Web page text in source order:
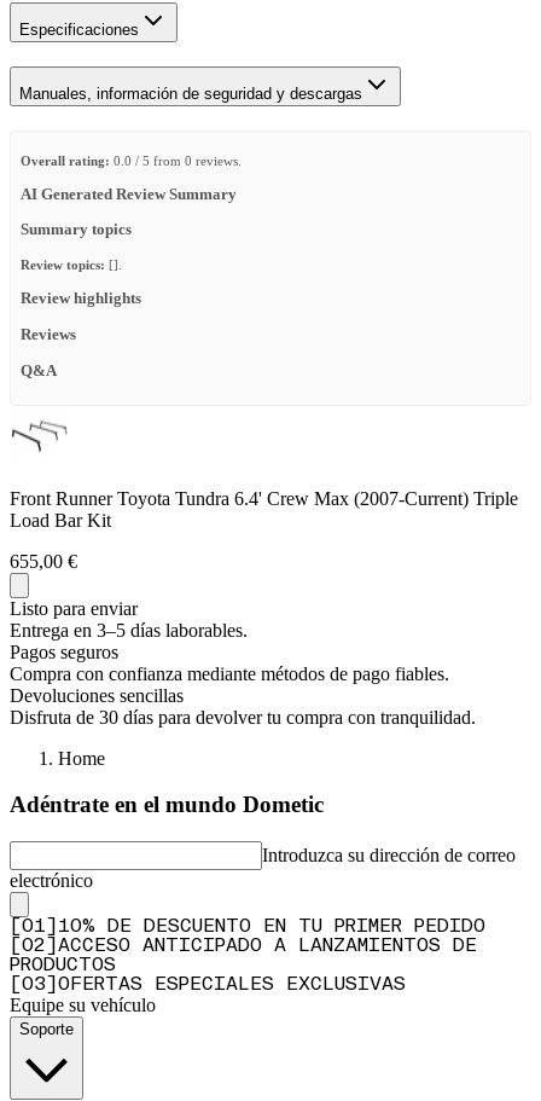
Especificaciones
Manuales, información de seguridad y descargas
Overall rating: 0.0 / 5 from 0 reviews.
AI Generated Review Summary
Summary topics
Review topics: [].
Review highlights
Reviews
Q&A
Front Runner Toyota Tundra 6.4' Crew Max (2007-Current) Triple
Load Bar Kit
655,00 €
Listo para enviar
Entrega en 3–5 días laborables.
Pagos seguros
Compra con confianza mediante métodos de pago fiables.
Devoluciones sencillas
Disfruta de 30 días para devolver tu compra con tranquilidad.
Home
Adéntrate en el mundo Dometic
Introduzca su dirección de correo
electrónico
01
10% DE DESCUENTO EN TU PRIMER PEDIDO
02
ACCESO ANTICIPADO A LANZAMIENTOS DE
PRODUCTOS
03 OFERTAS ESPECIALES EXCLUSIVAS
Equipe su vehículo
Soporte